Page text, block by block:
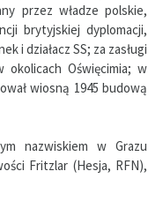
przez władze polskie,
brytyjskiej dyplomacji,
i działacz SS; za zasługi
okolicach Oświęcimia; w
wiosną 1945 budową
nazwiskiem w Grazu
Fritzlar (Hesja, RFN),